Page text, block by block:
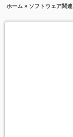
ホーム » ソフトウェア関連